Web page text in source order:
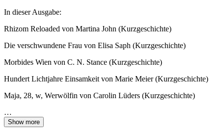
In dieser Ausgabe:
Rhizom Reloaded von Martina John (Kurzgeschichte)
Die verschwundene Frau von Elisa Saph (Kurzgeschichte)
Morbides Wien von C. N. Stance (Kurzgeschichte)
Hundert Lichtjahre Einsamkeit von Marie Meier (Kurzgeschichte)
Maja, 28, w, Werwölfin von Carolin Lüders (Kurzgeschichte)
…
Show more